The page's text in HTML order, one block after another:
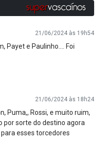
21/06/2024 às 19h54
Payet e Paulinho.... Foi
21/06/2024 às 18h24
Puma,, Rossi, e muito ruim,
por sorte do destino agora
esses torcedores